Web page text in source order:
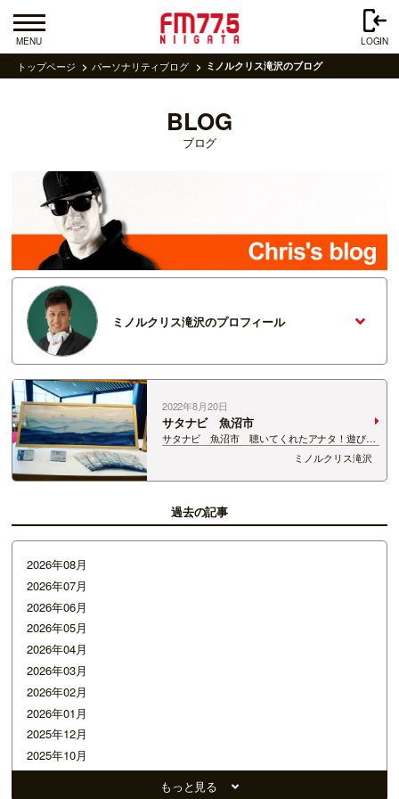
MENU LOGIN
トップページ パーソナリティブログ ミノルクリス滝沢のブログ
BLOG
ブログ
ミノルクリス滝沢のプロフィール
2022年8月20日
サタナビ 魚沼市
サタナビ 魚沼市 聴いてくれたアナタ！遊びに
来てくれたアナタ！ ありがとうございました。
魚沼市 とっても良いところですね😊 また来ま
す！ 魚沼醸造で人気の手ぬぐいも✨
ミノルクリス滝沢
過去の記事
2026年08月
2026年07月
2026年06月
2026年05月
2026年04月
2026年03月
2026年02月
2026年01月
2025年12月
2025年10月
2025年09月
もっと見る